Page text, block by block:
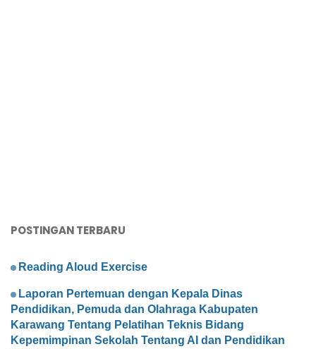
POSTINGAN TERBARU
Reading Aloud Exercise
Laporan Pertemuan dengan Kepala Dinas
Pendidikan, Pemuda dan Olahraga Kabupaten
Karawang Tentang Pelatihan Teknis Bidang
Kepemimpinan Sekolah Tentang AI dan Pendidikan